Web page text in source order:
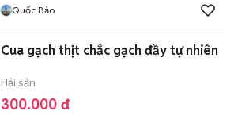
Quốc Bảo
Cua gạch thịt chắc gạch đầy tự nhiên
Hải sản
300.000 đ